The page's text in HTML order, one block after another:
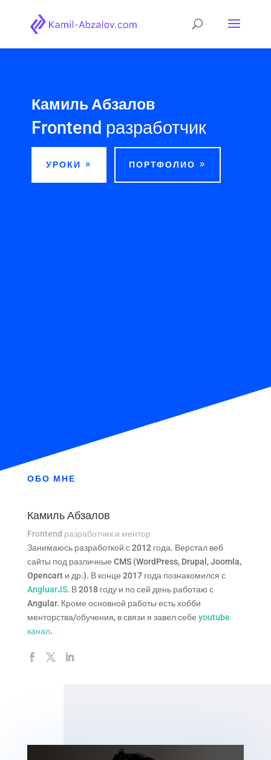
Камиль Абзалов
Frontend разработчик
УРОКИ ПОРТФОЛИО
ОБО МНЕ
Камиль Абзалов
Frontend разработчик и ментор
Занимаюсь разработкой с 2012 года. Верстал веб
сайты под различные CMS (WordPress, Drupal, Joomla,
Opencart и др.). В конце 2017 года познакомился с
AngluarJS. В 2018 году и по сей день работаю с
Angular. Кроме основной работы есть хобби
менторства/обучения, в связи я завел себе youtube
канал.